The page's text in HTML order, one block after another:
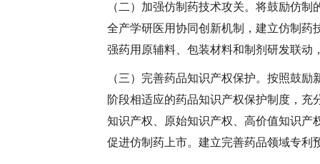
（二）加强仿制药技术攻关。 将鼓励仿制
全产学研医用协同创新机制，建立仿制药
强药用原辅料、包装材料和制剂研发联动
（三）完善药品知识产权保护。 按照鼓励
阶段相适应的药品知识产权保护制度，
知识产权、原始知识产权、高价值知识产
促进仿制药上市。建立完善药品领域专利